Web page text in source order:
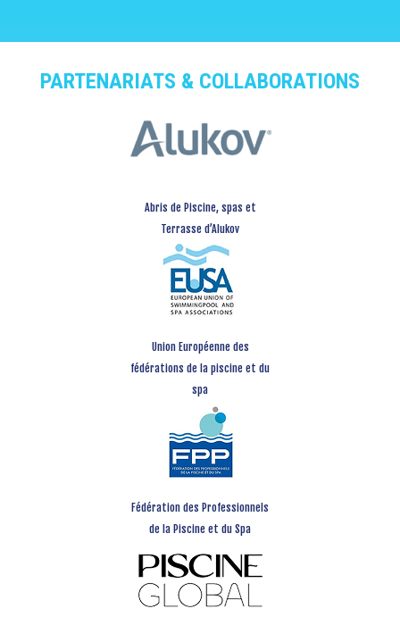
PARTENARIATS & COLLABORATIONS
Abris de Piscine, spas et
Terrasse d’Alukov
Union Européenne des
fédérations de la piscine et du
spa
Fédération des Professionnels
de la Piscine et du Spa